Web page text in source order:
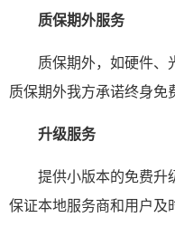
质保期外服务
质保期外，如硬件、光
质保期外我方承诺终身免
升级服务
提供小版本的免费升级
保证本地服务商和用户及